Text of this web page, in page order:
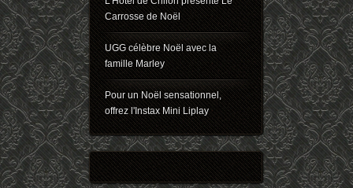
Carrosse de Noël
UGG célèbre Noël avec la
famille Marley
Pour un Noël sensationnel,
offrez l'Instax Mini Liplay